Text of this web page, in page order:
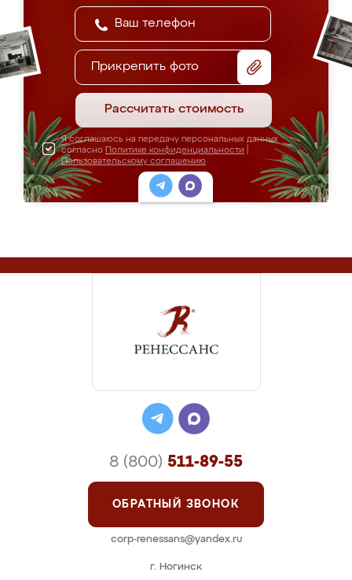
Прикрепить фото
Рассчитать стоимость
Я соглашаюсь на передачу персональных данных
согласно Политике конфиденциальности
Пользовательскому соглашению
г. Ногинск
8 (800) 511-89-55
ОБРАТНЫЙ ЗВОНОК
corp-renessans@yandex.ru